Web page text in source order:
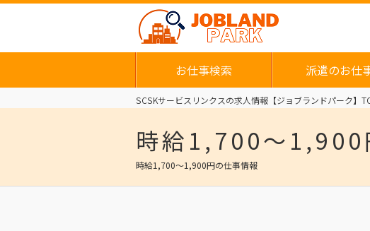
お仕事検索 派遣のお仕
SCSKサービスリンクスの求人情報【ジョブランドパーク】
時給1,700～1,900
時給1,700～1,900円の仕事情報